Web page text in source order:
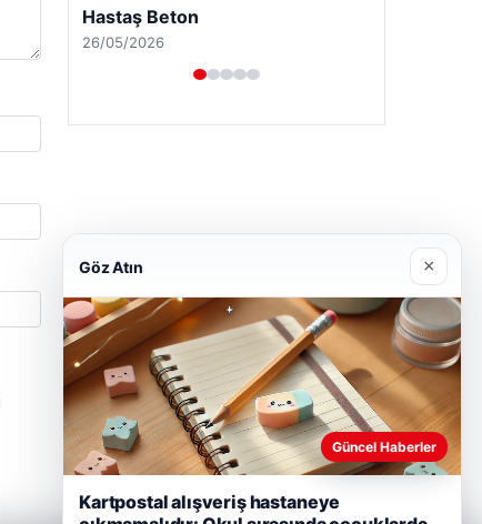
Enes Kaplan Avukatlık Bürosu
28/04/2026
Göz Atın ×
Güncel Haberler
Kartpostal alışveriş hastaneye